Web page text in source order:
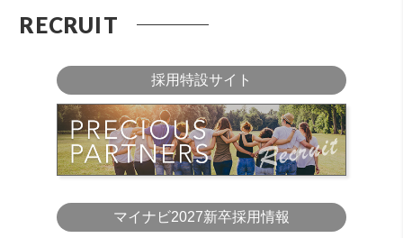
RECRUIT
採用特設サイト
マイナビ2027新卒採用情報